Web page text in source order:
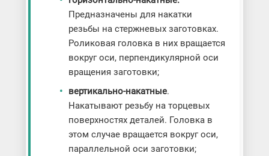
Предназначены для накатки
резьбы на стержневых заготовках.
Роликовая головка в них вращается
вокруг оси, перпендикулярной оси
вращения заготовки;
вертикально-накатные.
Накатывают резьбу на торцевых
поверхностях деталей. Головка в
этом случае вращается вокруг оси,
параллельной оси заготовки;